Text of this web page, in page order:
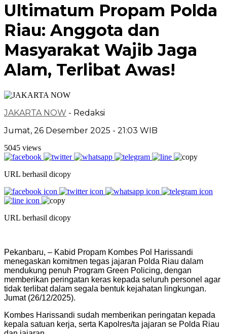
Ultimatum Propam Polda
Riau: Anggota dan
Masyarakat Wajib Jaga
Alam, Terlibat Awas!
JAKARTA NOW - Redaksi
Jumat, 26 Desember 2025 - 21:03 WIB
5045 views
URL berhasil dicopy
URL berhasil dicopy
Pekanbaru, – Kabid Propam Kombes Pol Harissandi
menegaskan komitmen tegas jajaran Polda Riau dalam
mendukung penuh Program Green Policing, dengan
memberikan peringatan keras kepada seluruh personel agar
tidak terlibat dalam segala bentuk kejahatan lingkungan.
Jumat (26/12/2025).
Kombes Harissandi sudah memberikan peringatan kepada
kepala satuan kerja, serta Kapolres/ta jajaran se Polda Riau